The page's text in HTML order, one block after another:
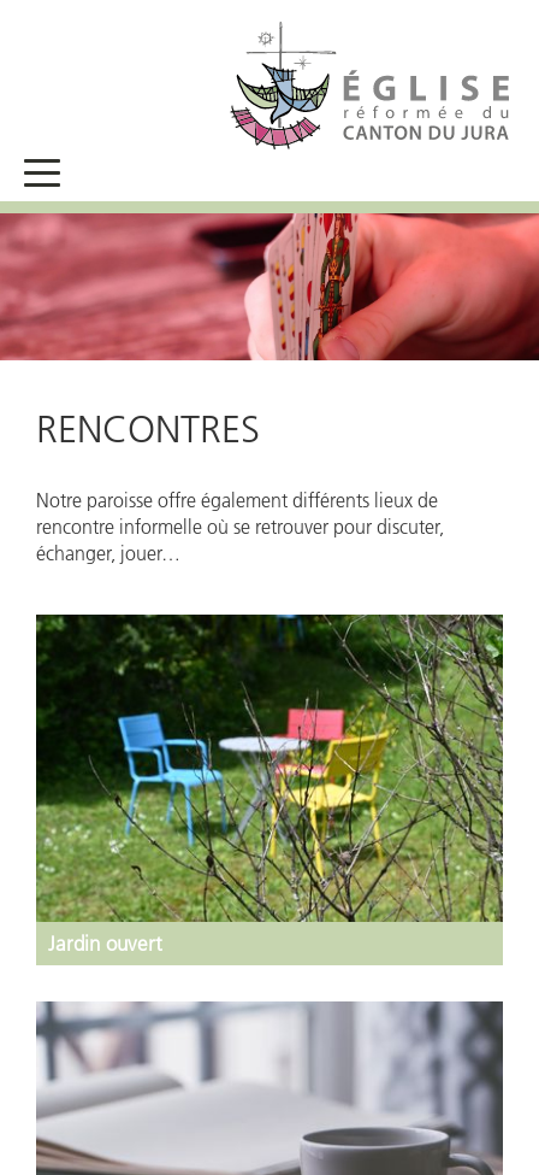
RENCONTRES
Notre paroisse offre également différents lieux de
rencontre informelle où se retrouver pour discuter,
échanger, jouer…
Jardin ouvert